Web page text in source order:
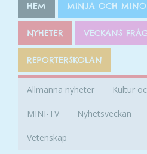
HEM MINJA OCH MINO
NYHETER VECKANS
REPORTERSKOLAN
Allmänna nyheter Kultur
MINI-TV Nyhetsveckan
Vetenskap